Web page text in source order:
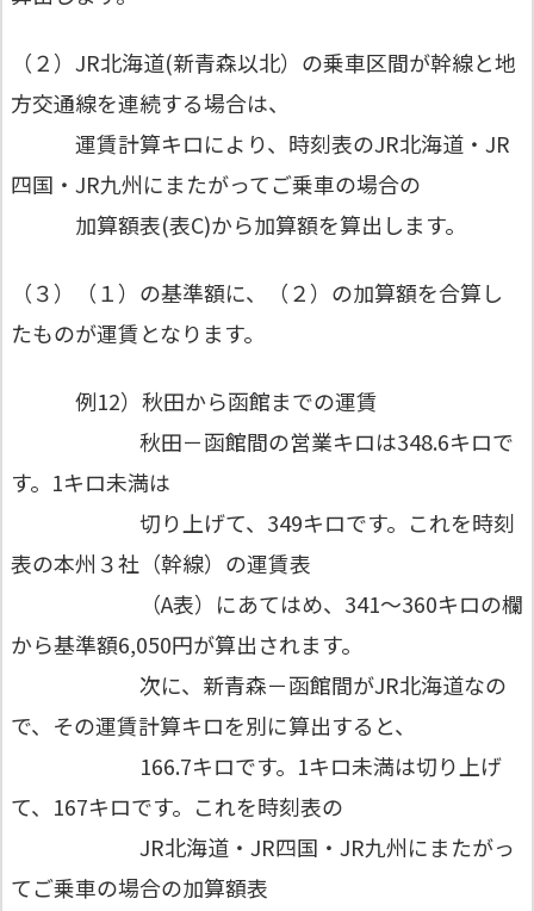
（２）JR北海道(新青森以北）の乗車区間が幹線と地
方交通線を連続する場合は、
運賃計算キロにより、時刻表のJR北海道・JR
四国・JR九州にまたがってご乗車の場合の
加算額表(表C)から加算額を算出します。
（３）（１）の基準額に、（２）の加算額を合算し
たものが運賃となります。
例12）秋田から函館までの運賃
秋田－函館間の営業キロは348.6キロで
す。1キロ未満は
切り上げて、349キロです。これを時刻
表の本州３社（幹線）の運賃表
（A表）にあてはめ、341～360キロの欄
から基準額6,050円が算出されます。
次に、新青森－函館間がJR北海道なの
で、その運賃計算キロを別に算出すると、
166.7キロです。1キロ未満は切り上げ
て、167キロです。これを時刻表の
JR北海道・JR四国・JR九州にまたがっ
てご乗車の場合の加算額表